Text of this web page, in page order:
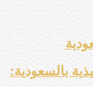
بالسعودية: